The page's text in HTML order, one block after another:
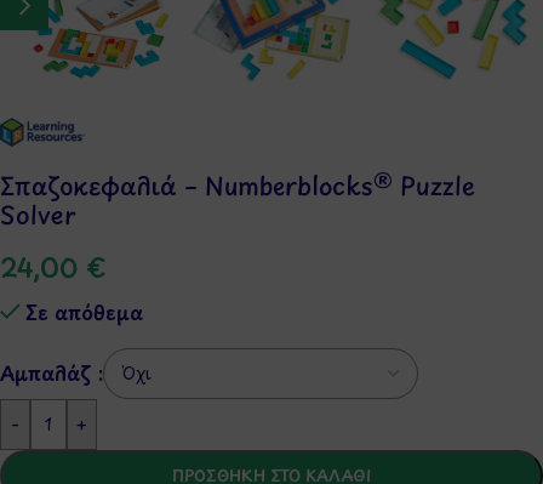
Σπαζοκεφαλιά – Numberblocks® Puzzle
Solver
24,00 €
Σε απόθεμα
Αμπαλάζ :
-
+
ΠΡΟΣΘΉΚΗ ΣΤΟ ΚΑΛΆΘΙ